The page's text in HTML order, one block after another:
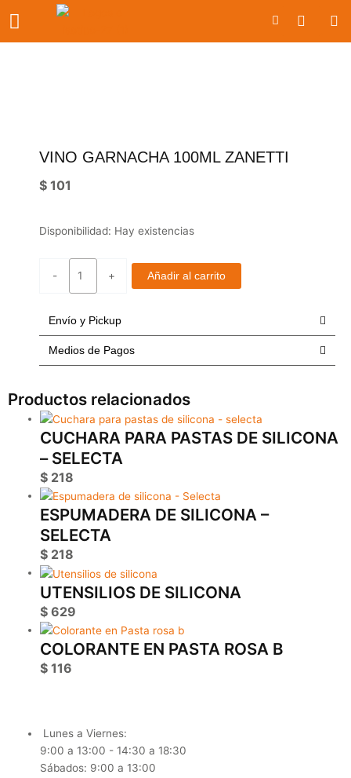
contenido
Carrito
VINO GARNACHA 100ML ZANETTI
$ 101
Disponibilidad: Hay existencias
-
Vino
+ Añadir al carrito
Envío y Pickup
Medios de Pagos
Productos relacionados
CUCHARA PARA PASTAS DE SILICONA
– SELECTA
$ 218
ESPUMADERA DE SILICONA –
SELECTA
$ 218
UTENSILIOS DE SILICONA
$ 629
COLORANTE EN PASTA ROSA B
$ 116
Lunes a Viernes:
9:00 a 13:00 - 14:30 a 18:30
Sábados: 9:00 a 13:00